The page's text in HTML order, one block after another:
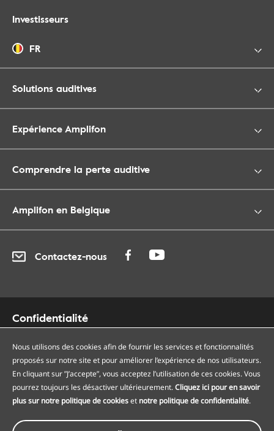
Investisseurs
FR
Solutions auditives
Expérience Amplifon
Comprendre la perte auditive
Amplifon en Belgique
Contactez-nous
Confidentialité
Cookies
Accessibilité
Plan du site
Nos centres auditifs
Nos points de services
Nous utilisons des cookies afin de fournir les services et fonctionnalités
proposés sur notre site et pour améliorer l’expérience de nos utilisateurs.
En cliquant sur ”J’accepte”, vous acceptez l’utilisation de ces cookies. Vous
pourrez toujours les désactiver ultérieurement.Cliquez ici pour en savoir
plus sur notre politique de cookieset notre politique de confidentialité.